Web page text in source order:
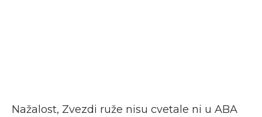
Nažalost, Zvezdi ruže nisu cvetale ni u ABA